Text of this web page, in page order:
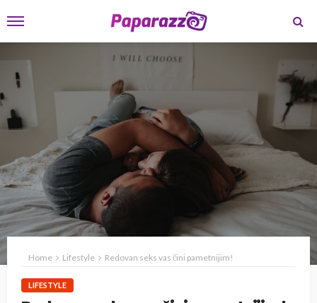
Home Lifestyle Redovan seks vas čini pametnijim!
LIFESTYLE